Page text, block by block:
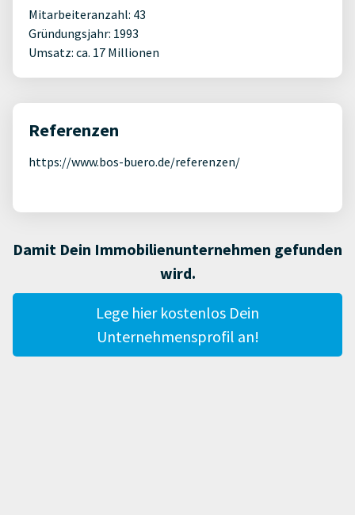
Mitarbeiteranzahl: 43
Gründungsjahr: 1993
Umsatz: ca. 17 Millionen
Referenzen
https://www.bos-buero.de/referenzen/
Damit Dein Immobilienunternehmen gefunden
wird.
Lege hier kostenlos Dein
Unternehmensprofil an!